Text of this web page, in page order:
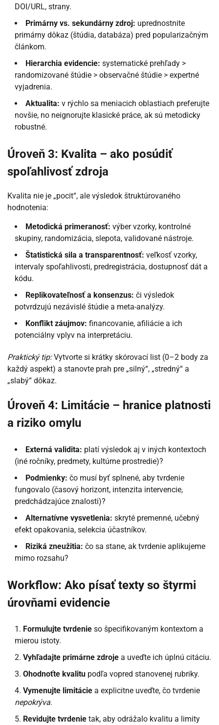
DOI/URL, strany.
Primárny vs. sekundárny zdroj: uprednostnite
primárny dôkaz (štúdia, databáza) pred popularizačným
článkom.
Hierarchia evidencie: systematické prehľady >
randomizované štúdie > observačné štúdie > expertné
vyjadrenia.
Aktualita: v rýchlo sa meniacich oblastiach preferujte
novšie, no neignorujte klasické práce, ak sú metodicky
robustné.
Úroveň 3: Kvalita – ako posúdiť
spoľahlivosť zdroja
Kvalita nie je „pocit“, ale výsledok štruktúrovaného
hodnotenia:
Metodická primeranosť: výber vzorky, kontrolné
skupiny, randomizácia, slepota, validované nástroje.
Štatistická sila a transparentnosť: veľkosť vzorky,
intervaly spoľahlivosti, predregistrácia, dostupnosť dát a
kódu.
Replikovateľnosť a konsenzus: či výsledok
potvrdzujú nezávislé štúdie a meta-analýzy.
Konflikt záujmov: financovanie, afiliácie a ich
potenciálny vplyv na interpretáciu.
Praktický tip:Vytvorte si krátky skórovací list (0–2 body za
každý aspekt) a stanovte prah pre „silný“, „stredný“ a
„slabý“ dôkaz.
Úroveň 4: Limitácie – hranice platnosti
a riziko omylu
Externá validita: platí výsledok aj v iných kontextoch
(iné ročníky, predmety, kultúrne prostredie)?
Podmienky: čo musí byť splnené, aby tvrdenie
fungovalo (časový horizont, intenzita intervencie,
predchádzajúce znalosti)?
Alternatívne vysvetlenia: skryté premenné, učebný
efekt opakovania, selekcia účastníkov.
Riziká zneužitia: čo sa stane, ak tvrdenie aplikujeme
mimo rozsahu?
Workflow: Ako písať texty so štyrmi
úrovňami evidencie
Formulujte tvrdenie so špecifikovaným kontextom a
mierou istoty.
Vyhľadajte primárne zdroje a uveďte ich úplnú citáciu.
Ohodnoťte kvalitu podľa vopred stanovenej rubriky.
Vymenujte limitácie a explicitne uveďte, čo tvrdenie
nepokrýva.
Revidujte tvrdenie tak, aby odrážalo kvalitu a limity